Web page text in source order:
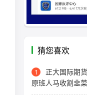
猜您喜欢
1
正大国际期
原班人马收割韭